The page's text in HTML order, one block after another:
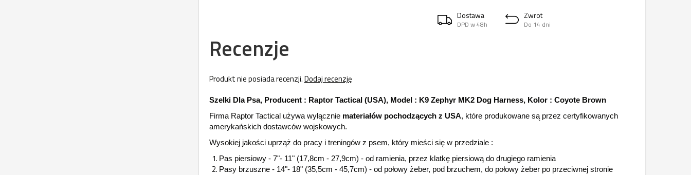
Dostawa
DPD w 48h
Zwrot
Do 14 dni
Recenzje
Produkt nie posiada recenzji.Dodaj recenzję
Szelki Dla Psa, Producent : Raptor Tactical (USA), Model : K9 Zephyr MK2 Dog Harness, Kolor : Coyote Brown
Firma Raptor Tactical używa wyłącznie materiałów pochodzących z USA, które produkowane są przez certyfikowanych
amerykańskich dostawców wojskowych.
Wysokiej jakości uprząż do pracy i treningów z psem, który mieści się w przedziale :
Pas piersiowy - 7"- 11" (17,8cm - 27,9cm) - od ramienia, przez klatkę piersiową do drugiego ramienia
Pasy brzuszne - 14"- 18" (35,5cm - 45,7cm) - od połowy żeber, pod brzuchem, do połowy żeber po przeciwnej stronie